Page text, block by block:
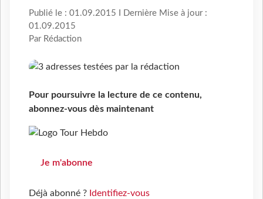
Publié le : 01.09.2015 I Dernière Mise à jour :
01.09.2015
Par Rédaction
Pour poursuivre la lecture de ce contenu,
abonnez-vous dès maintenant
Je m'abonne
Déjà abonné ? Identifiez-vous